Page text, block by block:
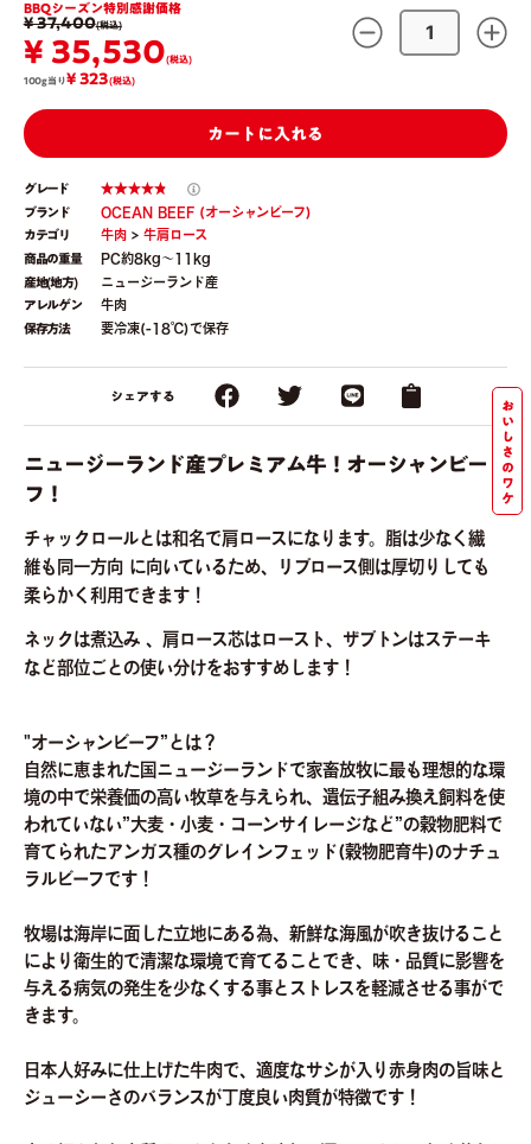
BBQシーズン特別感謝価格
¥ 37,400(税込)
¥ 35,530(税込)
100g当り¥ 323(税込)
カートに入れる
グレード
ブランド
OCEAN BEEF (オーシャンビーフ)
カテゴリ
牛肉 >牛肩ロース
商品の重量
PC約8kg〜11kg
産地(地方)
ニュージーランド産
アレルゲン
牛肉
保存方法
要冷凍(-18℃)で保存
シェアする
お
い
し
さ
の
ワ
ケ
ニュージーランド産プレミアム牛！オーシャンビー
フ！
チャックロールとは和名で肩ロースになります。脂は少なく繊
維も同一方向 に向いているため、リブロース側は厚切りしても
柔らかく利用できます！
ネックは煮込み 、肩ロース芯はロースト、ザブトンはステーキ
など部位ごとの使い分けをおすすめします！
"オーシャンビーフ”とは？
自然に恵まれた国ニュージーランドで家畜放牧に最も理想的な環
境の中で栄養価の高い牧草を与えられ、遺伝子組み換え飼料を使
われていない”大麦・小麦・コーンサイレージなど”の穀物肥料で
育てられたアンガス種のグレインフェッド(穀物肥育牛)のナチュ
ラルビーフです！
牧場は海岸に面した立地にある為、新鮮な海風が吹き抜けること
により衛生的で清潔な環境で育てることでき、味・品質に影響を
与える病気の発生を少なくする事とストレスを軽減させる事がで
きます。
日本人好みに仕上げた牛肉で、適度なサシが入り赤身肉の旨味と
ジューシーさのバランスが丁度良い肉質が特徴です！